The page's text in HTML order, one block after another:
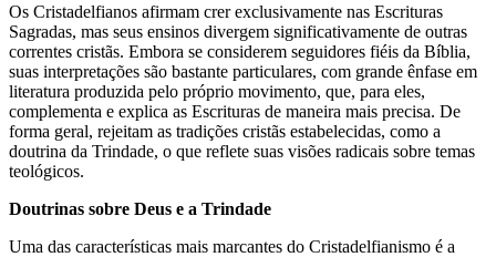
Os Cristadelfianos afirmam crer exclusivamente nas Escrituras
Sagradas, mas seus ensinos divergem significativamente de outras
correntes cristãs. Embora se considerem seguidores fiéis da Bíblia,
suas interpretações são bastante particulares, com grande ênfase em
literatura produzida pelo próprio movimento, que, para eles,
complementa e explica as Escrituras de maneira mais precisa. De
forma geral, rejeitam as tradições cristãs estabelecidas, como a
doutrina da Trindade, o que reflete suas visões radicais sobre temas
teológicos.
Doutrinas sobre Deus e a Trindade
Uma das características mais marcantes do Cristadelfianismo é a